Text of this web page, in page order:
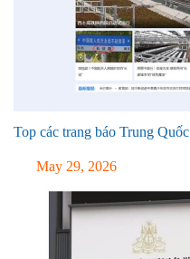
Top các trang báo Trung
May 29, 2026